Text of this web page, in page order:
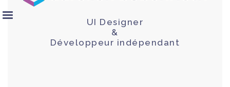
UI Designer
&
Développeur indépendant